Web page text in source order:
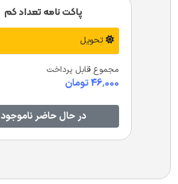
پاکت نامه تعداد کم
تحویل
مجموع قابل پرداخت
46,000تومان
در حال حاضر ناموجود